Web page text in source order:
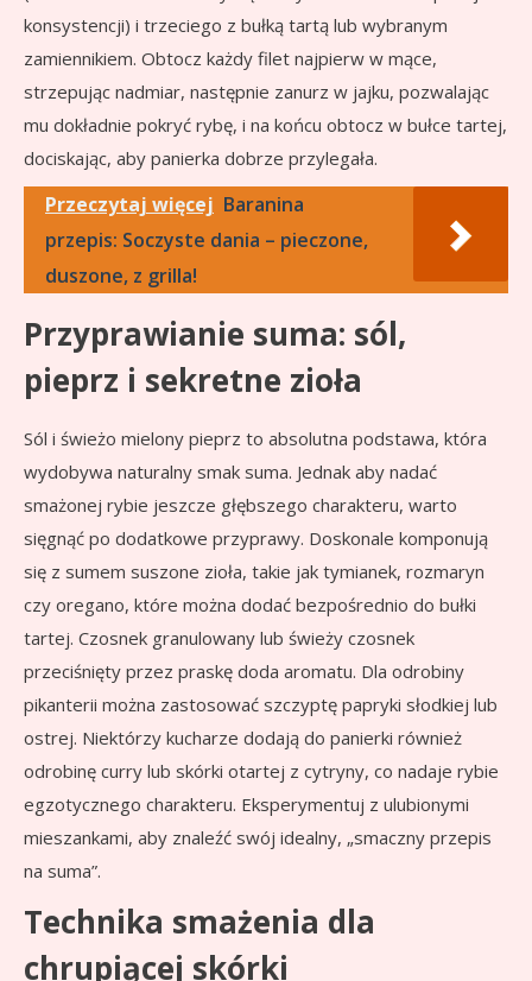
konsystencji) i trzeciego z bułką tartą lub wybranym
zamiennikiem. Obtocz każdy filet najpierw w mące,
strzepując nadmiar, następnie zanurz w jajku, pozwalając
mu dokładnie pokryć rybę, i na końcu obtocz w bułce tartej,
dociskając, aby panierka dobrze przylegała.
Przeczytaj więcej Baranina
przepis: Soczyste dania – pieczone,
duszone, z grilla!
Przyprawianie suma: sól,
pieprz i sekretne zioła
Sól i świeżo mielony pieprz to absolutna podstawa, która
wydobywa naturalny smak suma. Jednak aby nadać
smażonej rybie jeszcze głębszego charakteru, warto
sięgnąć po dodatkowe przyprawy. Doskonale komponują
się z sumem suszone zioła, takie jak tymianek, rozmaryn
czy oregano, które można dodać bezpośrednio do bułki
tartej. Czosnek granulowany lub świeży czosnek
przeciśnięty przez praskę doda aromatu. Dla odrobiny
pikanterii można zastosować szczyptę papryki słodkiej lub
ostrej. Niektórzy kucharze dodają do panierki również
odrobinę curry lub skórki otartej z cytryny, co nadaje rybie
egzotycznego charakteru. Eksperymentuj z ulubionymi
mieszankami, aby znaleźć swój idealny, „smaczny przepis
na suma”.
Technika smażenia dla
chrupiącej skórki